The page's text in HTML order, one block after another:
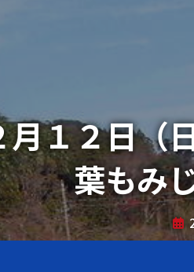
月１２日（
葉もみ